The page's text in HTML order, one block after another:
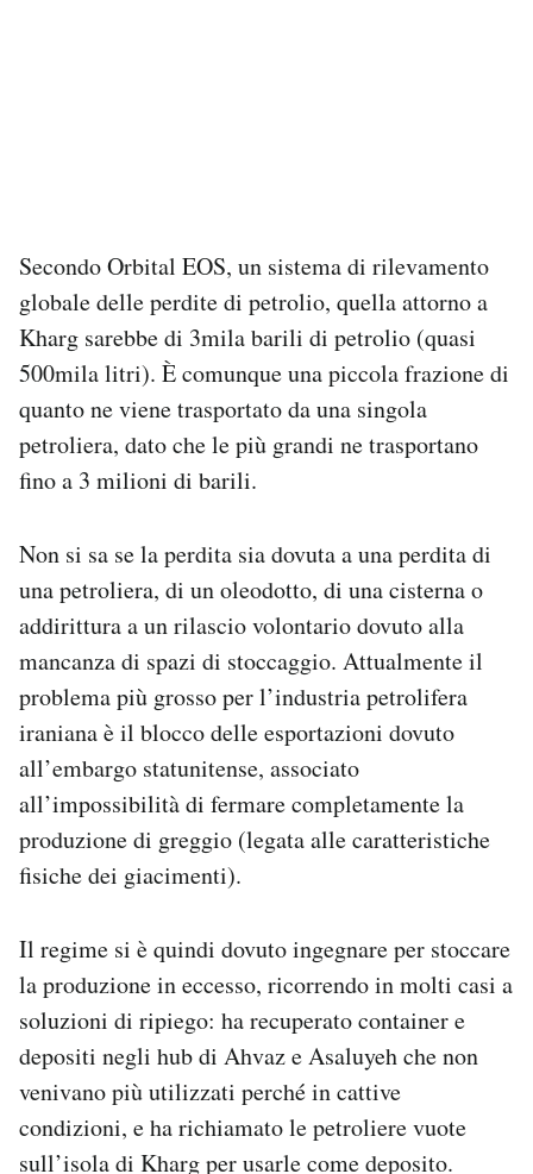
Secondo Orbital EOS, un sistema di rilevamento
globale delle perdite di petrolio, quella attorno a
Kharg sarebbe di 3mila barili di petrolio (quasi
500mila litri). È comunque una piccola frazione di
quanto ne viene trasportato da una singola
petroliera, dato che le più grandi ne trasportano
fino a 3 milioni di barili.
Non si sa se la perdita sia dovuta a una perdita di
una petroliera, di un oleodotto, di una cisterna o
addirittura a un rilascio volontario dovuto alla
mancanza di spazi di stoccaggio. Attualmente il
problema più grosso per l’industria petrolifera
iraniana è il blocco delle esportazioni dovuto
all’embargo statunitense, associato
all’impossibilità di fermare completamente la
produzione di greggio (legata alle caratteristiche
fisiche dei giacimenti).
Il regime si è quindi dovuto ingegnare per stoccare
la produzione in eccesso, ricorrendo in molti casi a
soluzioni di ripiego: ha recuperato container e
depositi negli hub di Ahvaz e Asaluyeh che non
venivano più utilizzati perché in cattive
condizioni, e ha richiamato le petroliere vuote
sull’isola di Kharg per usarle come deposito.